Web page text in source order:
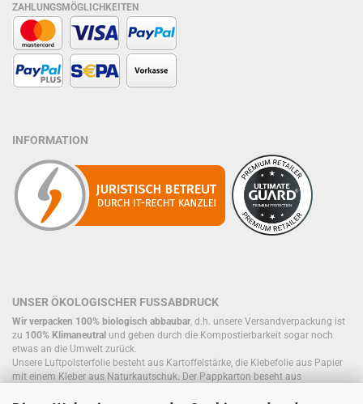
ZAHLUNGSMÖGLICHKEITEN
INFORMATION
UNSER ÖKOLOGISCHER FUSSABDRUCK
Wir verpacken 100% biologisch abbaubar, d.h. unsere Versandverpackung ist
zu 100% Klimaneutral und geben durch die Kompostierbarkeit sogar noch
etwas an die Umwelt zurück.
Unsere Luftpolsterfolie besteht aus Kartoffelstärke, die Klebefolie aus Papier
mit einem Kleber aus Naturkautschuk. Der Pappkarton beseht aus